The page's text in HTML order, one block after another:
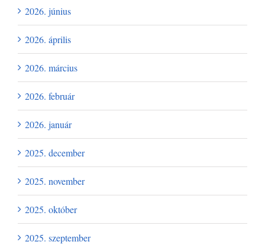
2026. június
2026. április
2026. március
2026. február
2026. január
2025. december
2025. november
2025. október
2025. szeptember